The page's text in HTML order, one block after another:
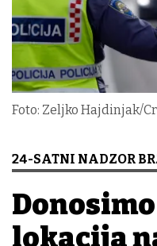
Foto: Zeljko Hajdinjak/
24-SATNI NADZOR
lokacija